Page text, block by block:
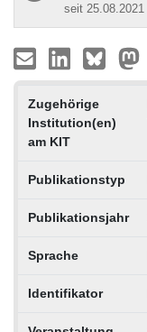
seit 25.08.2021
Zugehörige
Institution(en)
am KIT
Publikationstyp
Publikationsjahr
Sprache
Identifikator